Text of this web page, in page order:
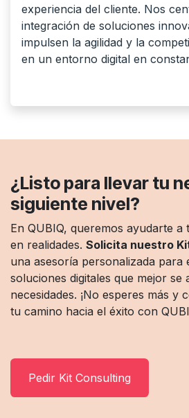
experiencia del cliente. Nos
integración de soluciones
impulsen la agilidad y la
en un entorno digital en
¿Listo para llevar tu
siguiente nivel?
En QUBIQ, queremos ayudarte
en realidades. Solicita nuestro
una asesoría personalizada para
soluciones digitales que mejor se
necesidades. ¡No esperes más y
tu camino hacia el éxito con
Pedir Kit Consulting